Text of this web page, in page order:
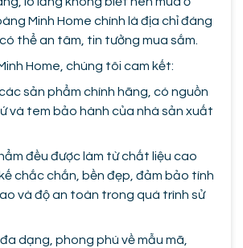
Minh Home chính là địa chỉ đáng
thể an tâm, tin tưởng mua sắm.
Home, chúng tôi cam kết:
sản phẩm chính hãng, có nguồn
và tem bảo hành của nhà sản xuất
đều được làm từ chất liệu cao
chắc chắn, bền đẹp, đảm bảo tính
và độ an toàn trong quá trình sử
dạng, phong phú về mẫu mã,